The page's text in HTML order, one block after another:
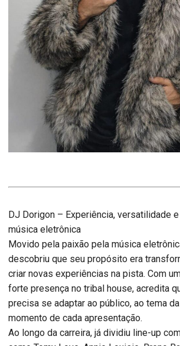
DJ Dorigon – Experiência, versatilidade
música eletrônica
Movido pela paixão pela música
descobriu que seu propósito era
criar novas experiências na pista. Com
forte presença no tribal house, acredita
precisa se adaptar ao público, ao tema
momento de cada apresentação.
Ao longo da carreira, já dividiu line-up